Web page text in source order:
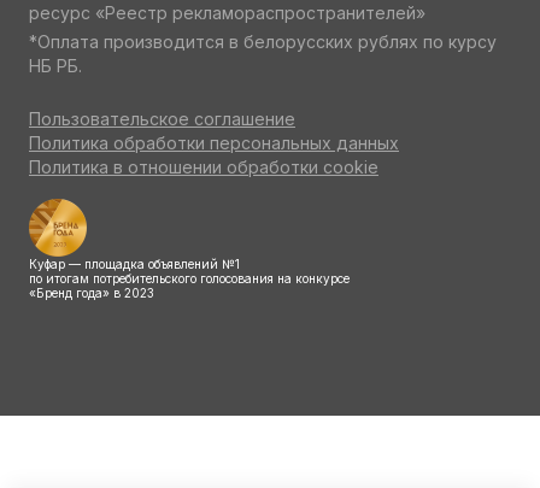
ресурс «Реестр рекламораспространителей»
*Оплата производится в белорусских рублях по курсу
НБ РБ.
Пользовательское соглашение
Политика обработки персональных данных
Политика в отношении обработки cookie
Куфар — площадка объявлений №1
по итогам потребительского голосования на конкурсе
«Бренд года» в 2023